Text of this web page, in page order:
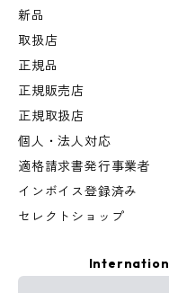
新品
取扱店
正規品
正規販売店
正規取扱店
個人・法人対応
適格請求書発行事業者
インボイス登録済み
セレクトショップ